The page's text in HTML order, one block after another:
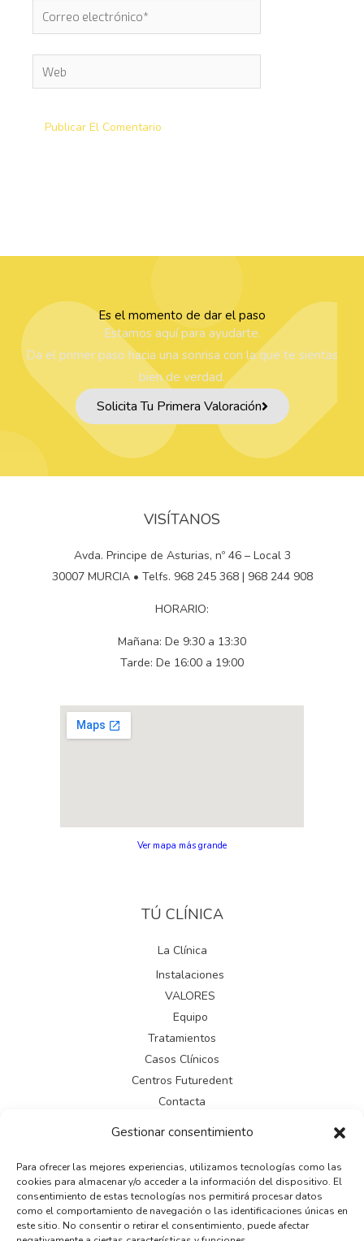
Gestionar consentimiento
Para ofrecer las mejores experiencias, utilizamos tecnologías como las
cookies para almacenar y/o acceder a la información del dispositivo. El
consentimiento de estas tecnologías nos permitirá procesar datos
como el comportamiento de navegación o las identificaciones únicas en
este sitio. No consentir o retirar el consentimiento, puede afectar
Correo
electrónico*
Web
Es el momento de dar el paso
Estamos aquí para ayudarte.
Da el primer paso hacia una sonrisa con la que te sientas
bien de verdad.
Solicita Tu Primera Valoración
VISÍTANOS
Avda. Principe de Asturias, nº 46 – Local 3
30007 MURCIA • Telfs. 968 245 368 | 968 244 908
HORARIO:
Mañana: De 9:30 a 13:30
Tarde: De 16:00 a 19:00
Ver mapa más grande
TÚ CLÍNICA
La Clínica
Instalaciones
VALORES
Equipo
Tratamientos
Casos Clínicos
Centros Futuredent
Contacta
Aviso legal
Política de cookies
Política de privacidad